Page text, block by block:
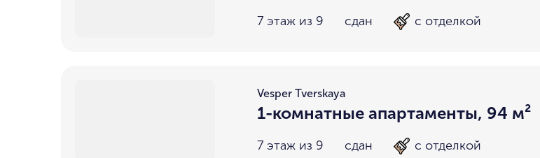
7 этаж из 9 сдан с отделкой
Vesper Tverskaya
1-комнатные апартаменты, 94 м²
7 этаж из 9 сдан с отделкой